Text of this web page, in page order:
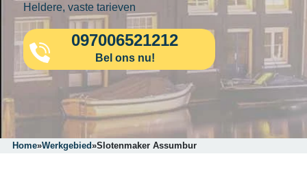
Heldere, vaste tarieven
097006521212
Bel ons nu!
Home»Werkgebied»Slotenmaker Assumbur